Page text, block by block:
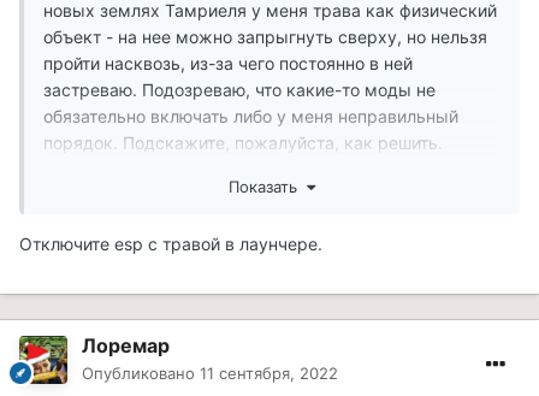
новых землях Тамриеля у меня трава как физический
объект - на нее можно запрыгнуть сверху, но нельзя
пройти насквозь, из-за чего постоянно в ней
застреваю. Подозреваю, что какие-то моды не
обязательно включать либо у меня неправильный
порядок. Подскажите, пожалуйста, как решить.
Показать
Отключите esp с травой в лаунчере.
Лоремар
Опубликовано 11 сентября, 2022